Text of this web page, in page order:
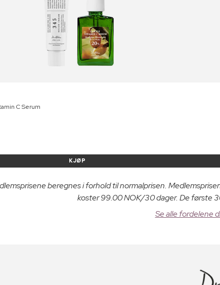
C Serum
KJØP
beregnes i forhold til normalprisen.
koster 99.00 NOK/30 dager. De første
Se alle fordelene